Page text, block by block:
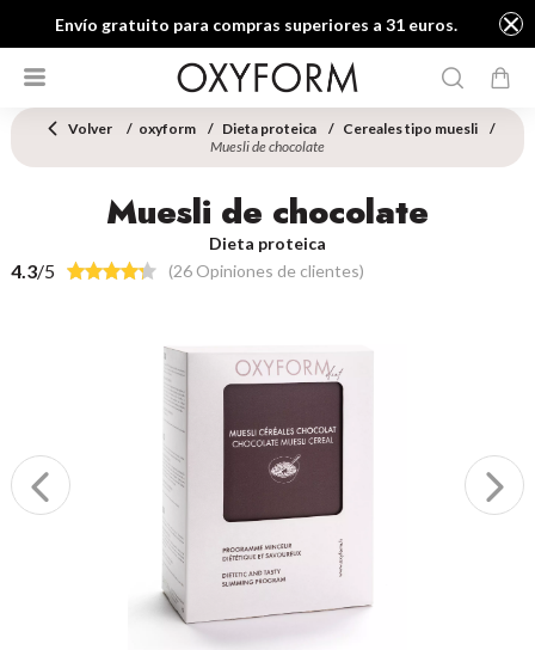
Envío gratuito para compras superiores a 31 euros.
Volver oxyform Dieta proteica
Cereales tipo muesli
Muesli de chocolate
Muesli de chocolate
Dieta proteica
4.3/5 (26 Opiniones de clientes)